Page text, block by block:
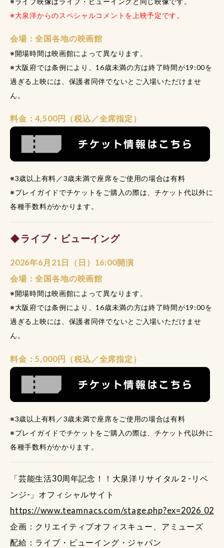
※大泉洋からのスペシャルコメントを上映予定です。
会場：全国各地の映画館
※開場時間は映画館によって異なります。
※大阪府では条例により、16歳未満の方は終了時間が19:00を
過ぎる上映には、保護者同伴でないとご入場いただけませ
ん。
料金：4,500円（税込／全席指定）
※3歳以上有料／3歳未満で座席をご使用の場合は有料
※プレイガイドでチケットをご購入の際は、チケット代以外に
各種手数料がかかります。
◆ライブ・ビューイング
2026年6月21日（日）16:00開演
会場：全国各地の映画館
※開場時間は映画館によって異なります。
※大阪府では条例により、16歳未満の方は終了時間が19:00を
過ぎる上映には、保護者同伴でないとご入場いただけませ
ん。
料金：5,000円（税込／全席指定）
※3歳以上有料／3歳未満で座席をご使用の場合は有料
※プレイガイドでチケットをご購入の際は、チケット代以外に
各種手数料がかかります。
「芸能生活30周年記念！！大泉洋リサイタル２-リベ
ンジ-」オフィシャルサイト
https://www.teamnacs.com/stage.php?ex=2026_02
企画：クリエイティブオフィスキュー、アミューズ
配給：ライブ・ビューイング・ジャパン